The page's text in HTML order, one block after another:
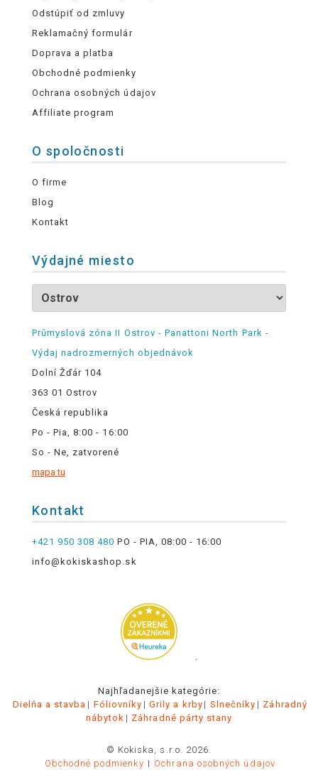
Odstúpiť od zmluvy
Reklamačný formulár
Doprava a platba
Obchodné podmienky
Ochrana osobných údajov
Affiliate program
O spoločnosti
O firme
Blog
Kontakt
Výdajné miesto
Průmyslová zóna II Ostrov - Panattoni North Park -
Výdaj nadrozmerných objednávok
Dolní Žďár 104
363 01 Ostrov
Česká republika
Po - Pia, 8:00 - 16:00
So - Ne, zatvorené
mapa tu
Kontakt
+421 950 308 480 PO - PIA, 08:00 - 16:00
info@kokiskashop.sk
.
Najhľadanejšie kategórie:
Dielňa a stavba
Fóliovníky Grily a krby Slnečníky
Záhradný
nábytok
Záhradné párty stany
© Kokiska, s.r.o. 2026.
Obchodné podmienky
Ochrana osobných údajov